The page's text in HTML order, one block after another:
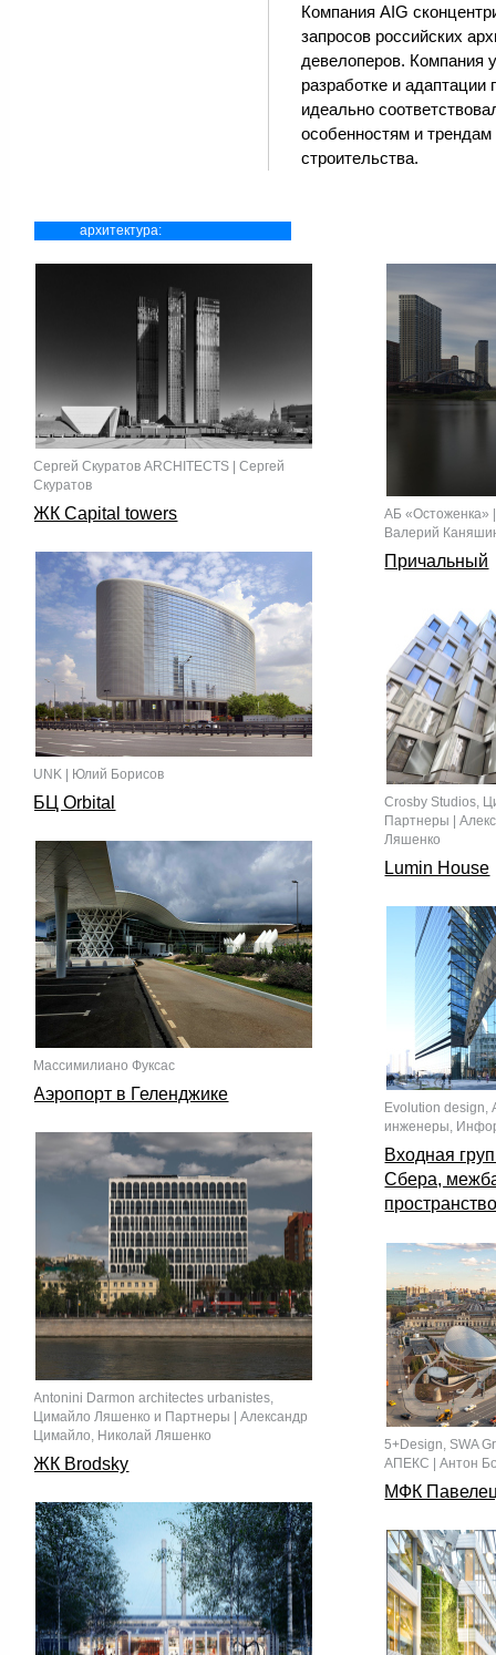
Компания AIG
запросов российских
девелоперов. Компания
разработке и
идеально
особенностям и трендам
строительства.
архитектура:
Сергей Скуратов ARCHITECTS | Сергей
Скуратов
ЖК Capital towers
АБ «Остоженка»
Валерий
Причальный
UNK | Юлий Борисов
БЦ Orbital
Crosby Studios,
Партнеры |
Ляшенко
Lumin House
Массимилиано Фуксас
Аэропорт в Геленджике
Evolution design,
инженеры,
Входная
Сбера,
Antonini Darmon architectes urbanistes,
Цимайло Ляшенко и Партнеры | Александр
Цимайло, Николай Ляшенко
ЖК Brodsky
5+Design, SWA
АПЕКС | Антон
МФК